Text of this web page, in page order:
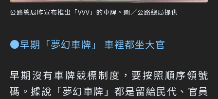
公路總局昨宣布推出「VVV」的車牌。圖／公路總局提供
●早期「夢幻車牌」 車裡都坐大官
早期沒有車牌競標制度，要按照順序領號
碼。據說「夢幻車牌」都是留給民代、官員